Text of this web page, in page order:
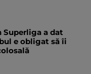
a dat
e obligat să îi